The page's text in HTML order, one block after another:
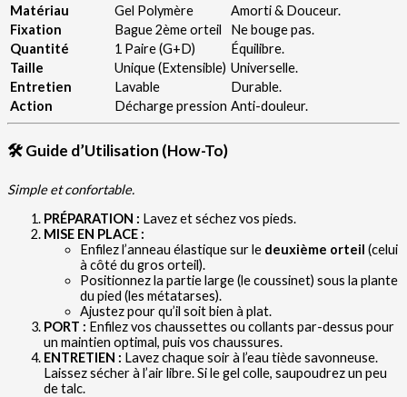
Matériau
Gel Polymère
Amorti & Douceur.
Fixation
Bague 2ème orteil
Ne bouge pas.
Quantité
1 Paire (G+D)
Équilibre.
Taille
Unique (Extensible) Universelle.
Entretien
Lavable
Durable.
Action
Décharge pression Anti-douleur.
🛠️ Guide d’Utilisation (How-To)
Simple et confortable.
PRÉPARATION : Lavez et séchez vos pieds.
MISE EN PLACE :
Enfilez l’anneau élastique sur le deuxième orteil (celui
à côté du gros orteil).
Positionnez la partie large (le coussinet) sous la plante
du pied (les métatarses).
Ajustez pour qu’il soit bien à plat.
PORT : Enfilez vos chaussettes ou collants par-dessus pour
un maintien optimal, puis vos chaussures.
ENTRETIEN : Lavez chaque soir à l’eau tiède savonneuse.
Laissez sécher à l’air libre. Si le gel colle, saupoudrez un peu
de talc.